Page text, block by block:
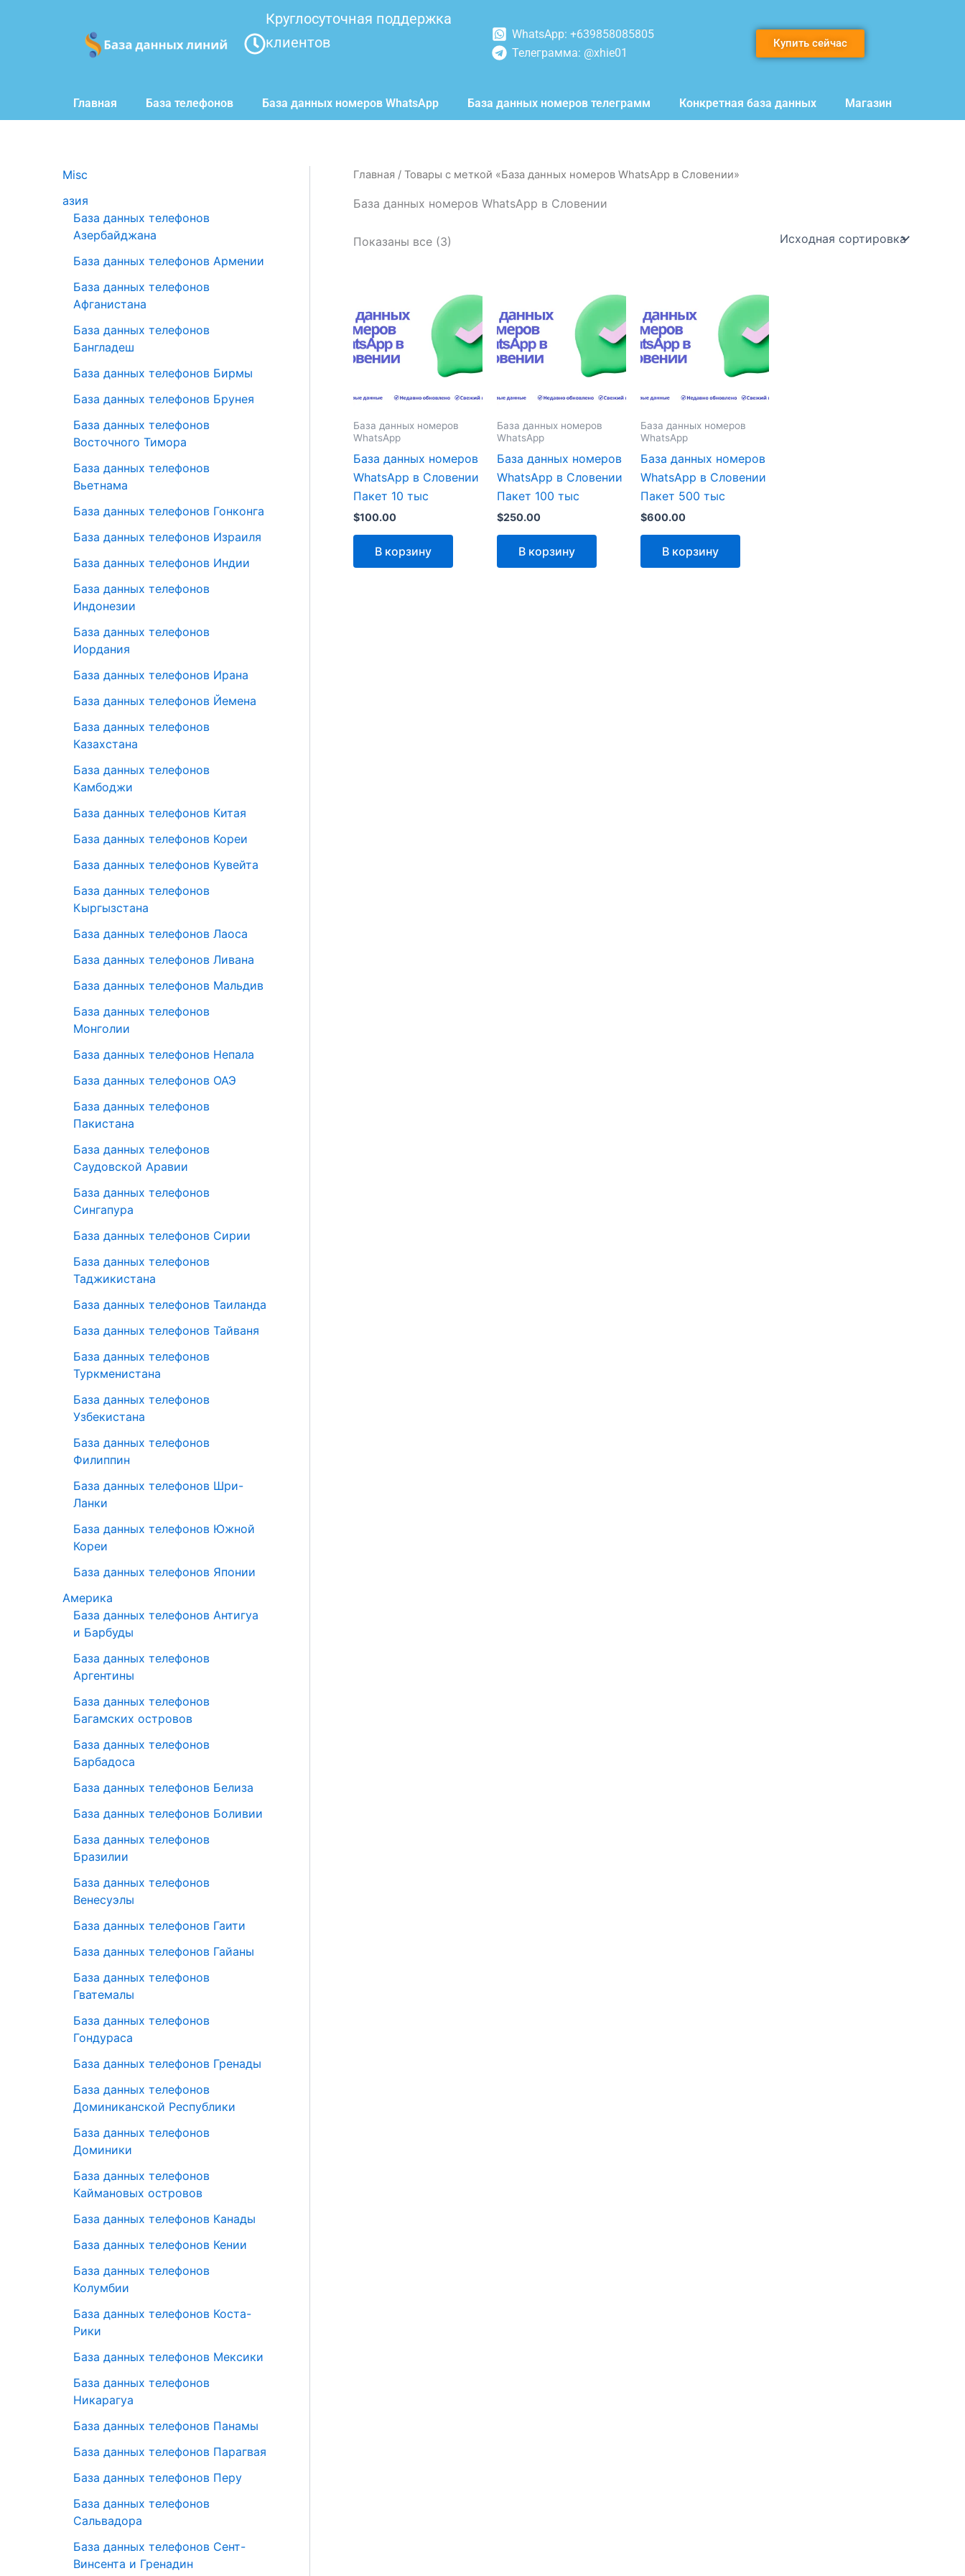
Круглосуточная поддержка
клиентов
WhatsApp: +639858085805
Телеграмма: @xhie01
Купить сейчас
Главная База телефонов База данных номеров WhatsApp База данных номеров телеграмм Конкретная база данных Магазин
Misc
азия
База данных телефонов
Азербайджана
База данных телефонов Армении
База данных телефонов
Афганистана
База данных телефонов
Бангладеш
База данных телефонов Бирмы
База данных телефонов Брунея
База данных телефонов
Восточного Тимора
База данных телефонов
Вьетнама
База данных телефонов Гонконга
База данных телефонов Израиля
База данных телефонов Индии
База данных телефонов
Индонезии
База данных телефонов
Иордания
База данных телефонов Ирана
База данных телефонов Йемена
База данных телефонов
Казахстана
База данных телефонов
Камбоджи
База данных телефонов Китая
База данных телефонов Кореи
База данных телефонов Кувейта
База данных телефонов
Кыргызстана
База данных телефонов Лаоса
База данных телефонов Ливана
База данных телефонов Мальдив
База данных телефонов
Монголии
База данных телефонов Непала
База данных телефонов ОАЭ
База данных телефонов
Пакистана
База данных телефонов
Саудовской Аравии
База данных телефонов
Сингапура
База данных телефонов Сирии
База данных телефонов
Таджикистана
База данных телефонов Таиланда
База данных телефонов Тайваня
База данных телефонов
Туркменистана
База данных телефонов
Узбекистана
База данных телефонов
Филиппин
База данных телефонов Шри-
Ланки
База данных телефонов Южной
Кореи
База данных телефонов Японии
Америка
База данных телефонов Антигуа
и Барбуды
База данных телефонов
Аргентины
База данных телефонов
Багамских островов
База данных телефонов
Барбадоса
База данных телефонов Белиза
База данных телефонов Боливии
База данных телефонов
Бразилии
База данных телефонов
Венесуэлы
База данных телефонов Гаити
База данных телефонов Гайаны
База данных телефонов
Гватемалы
База данных телефонов
Гондураса
База данных телефонов Гренады
База данных телефонов
Доминиканской Республики
База данных телефонов
Доминики
База данных телефонов
Каймановых островов
База данных телефонов Канады
База данных телефонов Кении
База данных телефонов
Колумбии
База данных телефонов Коста-
Рики
База данных телефонов Мексики
База данных телефонов
Никарагуа
База данных телефонов Панамы
База данных телефонов Парагвая
База данных телефонов Перу
База данных телефонов
Сальвадора
База данных телефонов Сент-
Винсента и Гренадин
Главная / Товары с меткой «База данных номеров WhatsApp в Словении»
База данных номеров WhatsApp в Словении
Показаны все (3)
База данных номеров
WhatsApp
База данных номеров
WhatsApp в Словении
Пакет 10 тыс
$100.00
В корзину
База данных номеров
WhatsApp
База данных номеров
WhatsApp в Словении
Пакет 100 тыс
$250.00
В корзину
База данных номеров
WhatsApp
База данных номеров
WhatsApp в Словении
Пакет 500 тыс
$600.00
В корзину